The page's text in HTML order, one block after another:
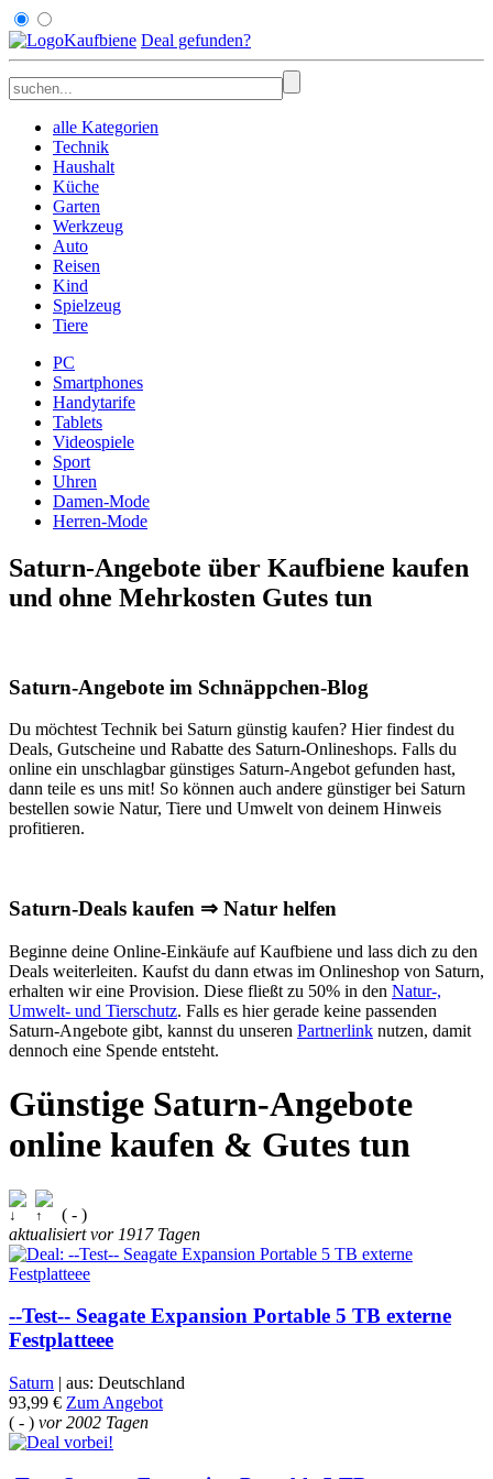
Kaufbiene Deal gefunden?
alle Kategorien
Technik
Haushalt
Küche
Garten
Werkzeug
Auto
Reisen
Kind
Spielzeug
Tiere
PC
Smartphones
Handytarife
Tablets
Videospiele
Sport
Uhren
Damen-Mode
Herren-Mode
Saturn-Angebote über Kaufbiene kaufen
und ohne Mehrkosten Gutes tun
Saturn-Angebote im Schnäppchen-Blog
Du möchtest Technik bei Saturn günstig kaufen? Hier findest du
Deals, Gutscheine und Rabatte des Saturn-Onlineshops. Falls du
online ein unschlagbar günstiges Saturn-Angebot gefunden hast,
dann teile es uns mit! So können auch andere günstiger bei Saturn
bestellen sowie Natur, Tiere und Umwelt von deinem Hinweis
profitieren.
Saturn-Deals kaufen ⇒ Natur helfen
Beginne deine Online-Einkäufe auf Kaufbiene und lass dich zu den
Deals weiterleiten. Kaufst du dann etwas im Onlineshop von Saturn,
erhalten wir eine Provision. Diese fließt zu 50% in den Natur-,
Umwelt- und Tierschutz. Falls es hier gerade keine passenden
Saturn-Angebote gibt, kannst du unseren Partnerlink nutzen, damit
dennoch eine Spende entsteht.
Günstige Saturn-Angebote
online kaufen & Gutes tun
( - )
aktualisiert vor 1917 Tagen
--Test-- Seagate Expansion Portable 5 TB externe
Festplatteee
Saturn | aus: Deutschland
93,99 € Zum Angebot
( - ) vor2002 Tagen